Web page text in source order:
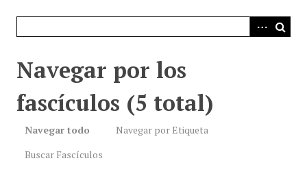
Navegar por los
fascículos (5 total)
Navegar todo
Navegar por Etiqueta
Buscar Fascículos